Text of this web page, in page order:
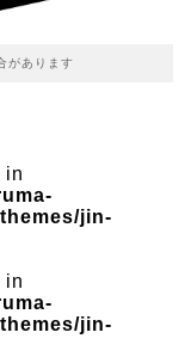
があります
in
jin-
in
jin-